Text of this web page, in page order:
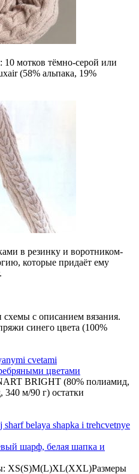
10 мотков тёмно-серой или
(58% альпака, 19%
в резинку и воротником-
которые придаёт ему
с описанием вязания.
синего цвета (100%
цветами
BRIGHT (80% полиамид,
340 м/90 г) остатки
шарф, белая шапка и
XS(S)M(L)XL(XXL)Размеры